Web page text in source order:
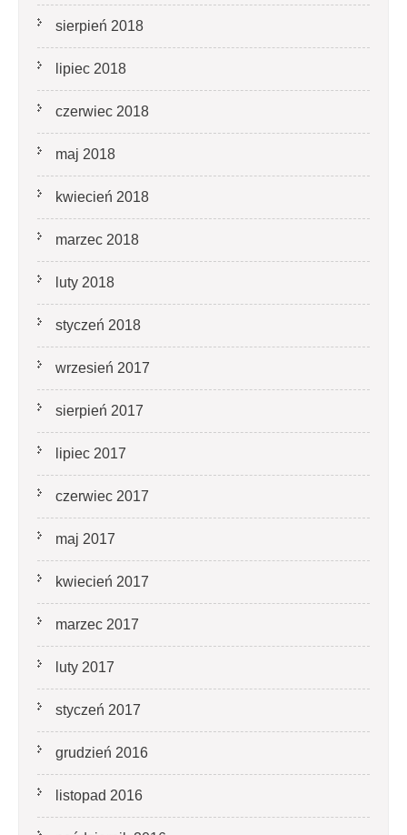
sierpień 2018
lipiec 2018
czerwiec 2018
maj 2018
kwiecień 2018
marzec 2018
luty 2018
styczeń 2018
wrzesień 2017
sierpień 2017
lipiec 2017
czerwiec 2017
maj 2017
kwiecień 2017
marzec 2017
luty 2017
styczeń 2017
grudzień 2016
listopad 2016